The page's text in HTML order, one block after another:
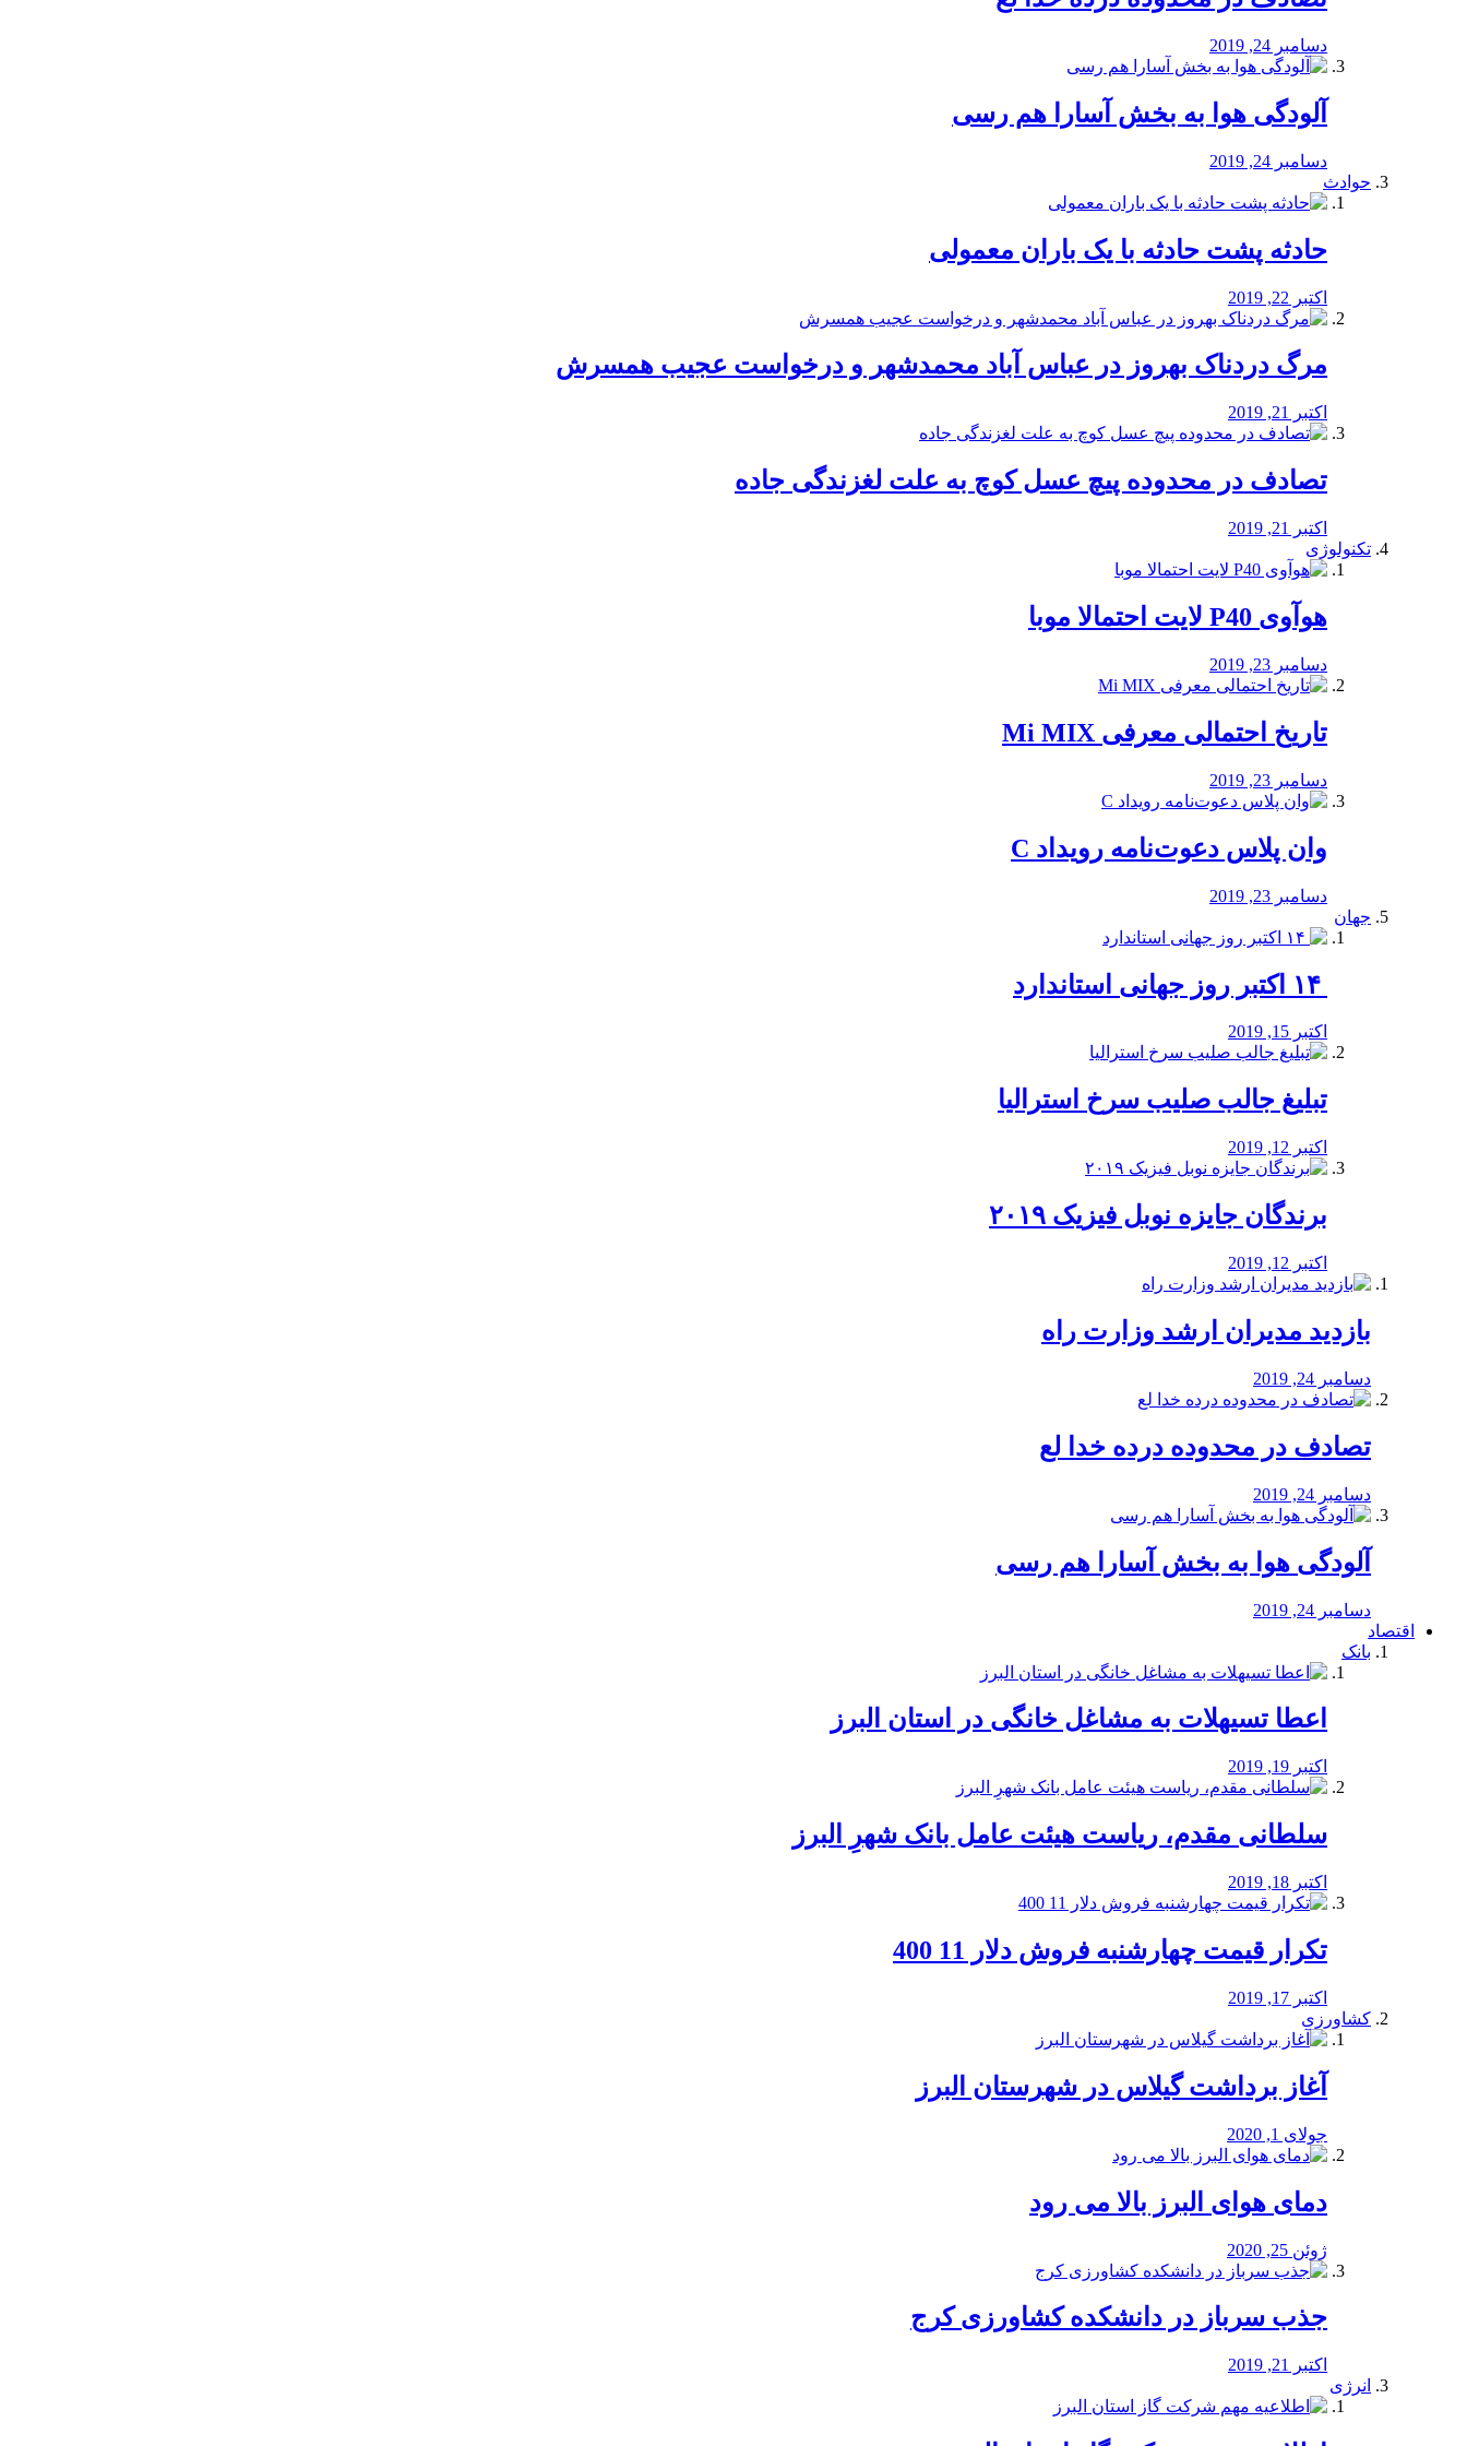
دسامبر 24, 2019
آلودگی هوا به بخش آسارا هم رسی
دسامبر 24, 2019
حوادث
️حادثه پشت حادثه با یک باران معمولی
اکتبر 22, 2019
مرگ دردناک بهروز در عباس آباد محمدشهر و درخواست عجیب همسرش
اکتبر 21, 2019
تصادف در محدوده پیچ عسل کوچ به علت لغزندگی جاده
اکتبر 21, 2019
تکنولوژی
هوآوی P40 لایت احتمالا موبا
دسامبر 23, 2019
تاریخ احتمالی معرفی Mi MIX
دسامبر 23, 2019
وان پلاس دعوت‌نامه رویداد C
دسامبر 23, 2019
جهان
اکتبر 15, 2019
تبلیغ جالب صلیب سرخ استرالیا
اکتبر 12, 2019
برندگان جایزه نوبل فیزیک ۲۰۱۹
اکتبر 12, 2019
بازدید مدیران ارشد وزارت راه
دسامبر 24, 2019
تصادف در محدوده درده خدا لع
دسامبر 24, 2019
آلودگی هوا به بخش آسارا هم رسی
دسامبر 24, 2019
اقتصاد
بانک
️اعطا تسیهلات به مشاغل خانگی در استان البرز
اکتبر 19, 2019
سلطانی مقدم، ریاست هیئت عامل بانک شهرِ البرز
اکتبر 18, 2019
تکرار قیمت چهارشنبه فروش دلار 11 400
اکتبر 17, 2019
کشاورزی
آغاز برداشت گیلاس در شهرستان البرز
جولای 1, 2020
دمای هوای البرز بالا می رود
ژوئن 25, 2020
جذب سرباز در دانشکده کشاورزی کرج
اکتبر 21, 2019
انرژی